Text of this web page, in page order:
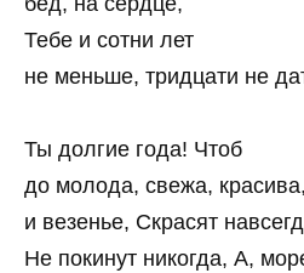
Тебе и сотни лет
не меньше, тридцати не
Ты долгие года! Чтоб
до молода, свежа,
и везенье, Скрасят
Не покинут никогда, А,